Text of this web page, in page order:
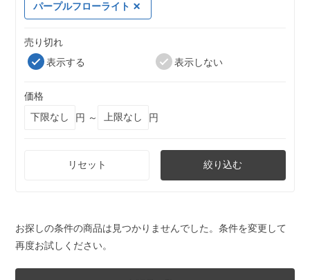
パープルフローライト
売り切れ
表示する
表示しない
価格
円 ～
円
リセット 絞り込む
お探しの条件の商品は見つかりませんでした。条件を変更して
再度お試しください。